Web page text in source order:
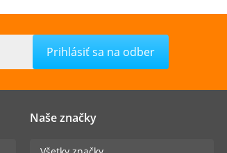
Naše značky